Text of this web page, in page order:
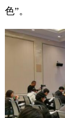
色”。